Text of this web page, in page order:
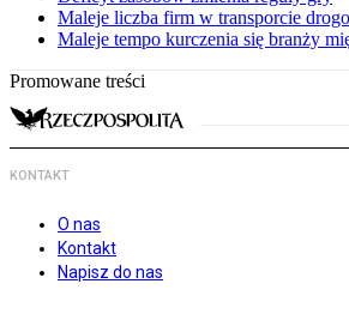
Maleje liczba firm w transporcie
Maleje tempo kurczenia się branży
Promowane treści
KONTAKT
O nas
Kontakt
Napisz do nas